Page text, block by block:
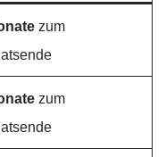
zum
zum